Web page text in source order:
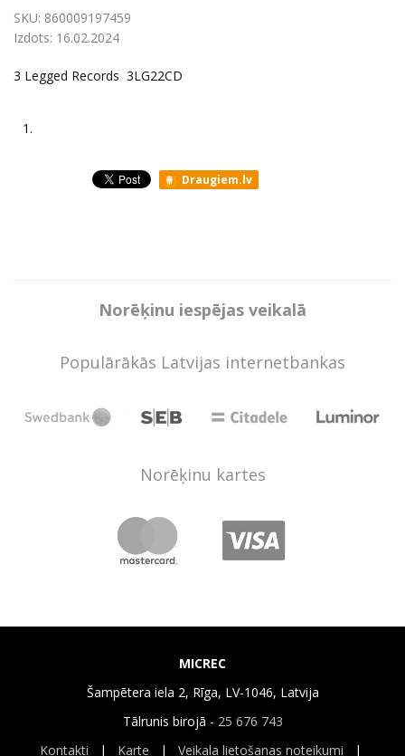
SKU: 860009197459
Izdots: 16.02.2024
3 Legged Records 3LG22CD
1.
Draugiem.lv
Norēķinu iespējas veikalā
Populārākās Latvijas internetbankas
Norēķinu kartes
MICREC
Šampētera iela 2, Rīga, LV-1046, Latvija
Tālrunis birojā - 25 676 743
Kontakti | Karte | Veikala lietošanas noteikumi |